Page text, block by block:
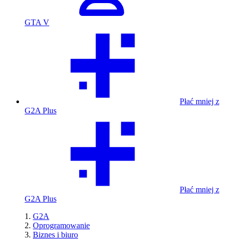
GTA V
Płać mniej z
G2A Plus
Płać mniej z
G2A Plus
G2A
Oprogramowanie
Biznes i biuro